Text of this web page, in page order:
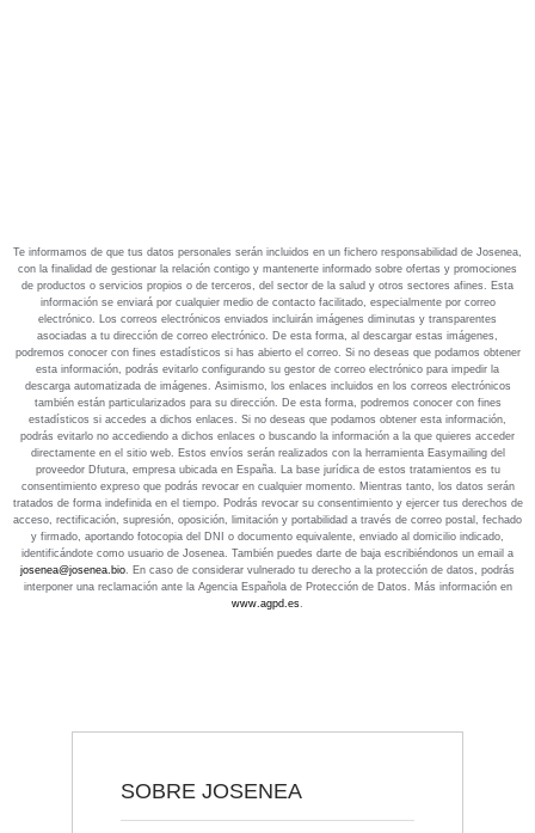
Te informamos de que tus datos personales serán incluidos en un fichero responsabilidad de Josenea,
con la finalidad de gestionar la relación contigo y mantenerte informado sobre ofertas y promociones
de productos o servicios propios o de terceros, del sector de la salud y otros sectores afines. Esta
información se enviará por cualquier medio de contacto facilitado, especialmente por correo
electrónico. Los correos electrónicos enviados incluirán imágenes diminutas y transparentes
asociadas a tu dirección de correo electrónico. De esta forma, al descargar estas imágenes,
podremos conocer con fines estadísticos si has abierto el correo. Si no deseas que podamos obtener
esta información, podrás evitarlo configurando su gestor de correo electrónico para impedir la
descarga automatizada de imágenes. Asimismo, los enlaces incluidos en los correos electrónicos
también están particularizados para su dirección. De esta forma, podremos conocer con fines
estadísticos si accedes a dichos enlaces. Si no deseas que podamos obtener esta información,
podrás evitarlo no accediendo a dichos enlaces o buscando la información a la que quieres acceder
directamente en el sitio web. Estos envíos serán realizados con la herramienta Easymailing del
proveedor Dfutura, empresa ubicada en España. La base jurídica de estos tratamientos es tu
consentimiento expreso que podrás revocar en cualquier momento. Mientras tanto, los datos serán
tratados de forma indefinida en el tiempo. Podrás revocar su consentimiento y ejercer tus derechos de
acceso, rectificación, supresión, oposición, limitación y portabilidad a través de correo postal, fechado
y firmado, aportando fotocopia del DNI o documento equivalente, enviado al domicilio indicado,
identificándote como usuario de Josenea. También puedes darte de baja escribiéndonos un email a
josenea@josenea.bio. En caso de considerar vulnerado tu derecho a la protección de datos, podrás
interponer una reclamación ante la Agencia Española de Protección de Datos. Más información en
www.agpd.es.
SOBRE JOSENEA